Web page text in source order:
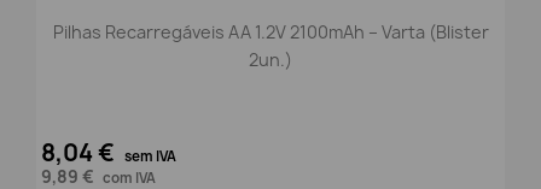
Pilhas Recarregáveis AA 1.2V 2100mAh – Varta (Blister
2un.)
8,04 € sem IVA
9,89 € com IVA